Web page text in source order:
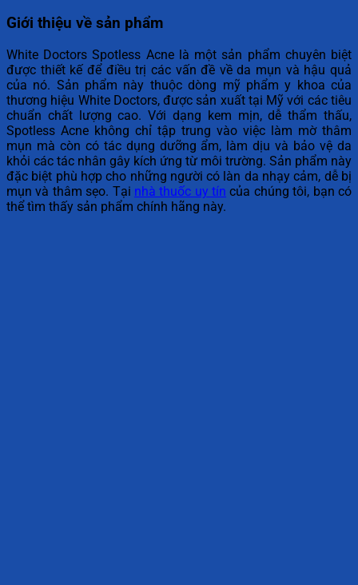
Giới thiệu về sản phẩm
White Doctors Spotless Acne là một sản phẩm chuyên biệt
được thiết kế để điều trị các vấn đề về da mụn và hậu quả
của nó. Sản phẩm này thuộc dòng mỹ phẩm y khoa của
thương hiệu White Doctors, được sản xuất tại Mỹ với các tiêu
chuẩn chất lượng cao. Với dạng kem mịn, dễ thẩm thấu,
Spotless Acne không chỉ tập trung vào việc làm mờ thâm
mụn mà còn có tác dụng dưỡng ẩm, làm dịu và bảo vệ da
khỏi các tác nhân gây kích ứng từ môi trường. Sản phẩm này
đặc biệt phù hợp cho những người có làn da nhạy cảm, dễ bị
mụn và thâm sẹo. Tại nhà thuốc uy tín của chúng tôi, bạn có
thể tìm thấy sản phẩm chính hãng này.